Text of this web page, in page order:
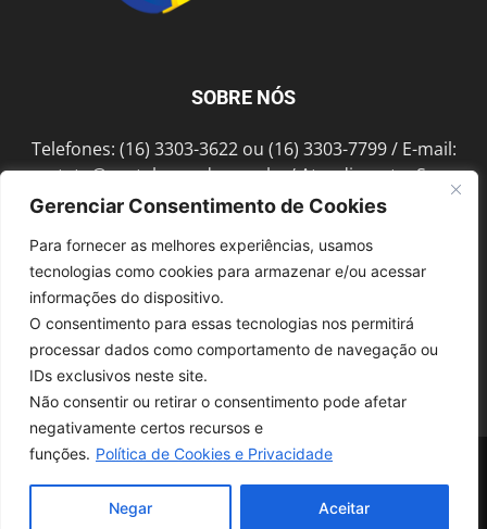
Gerenciar Consentimento de Cookies
Para fornecer as melhores experiências, usamos
tecnologias como cookies para armazenar e/ou acessar
informações do dispositivo.
O consentimento para essas tecnologias nos permitirá
processar dados como comportamento de navegação ou
IDs exclusivos neste site.
Não consentir ou retirar o consentimento pode afetar
negativamente certos recursos e
funções. Política de Cookies e Privacidade
Negar Aceitar
SOBRE NÓS
Telefones: (16) 3303-3622 ou (16) 3303-7799 / E-mail:
contato@portalmorada.com.br/ Atendimento: Seg a
Sex das 8h às 18h / Endereço: Av. Bento de Abreu, 889
SIGA-NOS
© 1997-2022, GRUPO ROBERTO MONTORO É proibida a reprodução do
conteúdo em qualquer meio de comunicação, eletrônico ou impresso,